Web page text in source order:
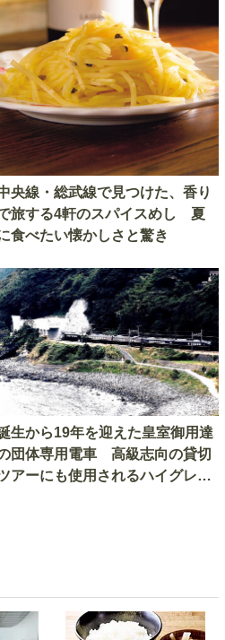
央線・総武線で見つけた、香り
旅する4軒のスパイスめし 夏
食べたい懐かしさと驚き
生から19年を迎えた皇室御用達
団体専用電車 高級志向の貸切
アーにも使用されるハイグレー